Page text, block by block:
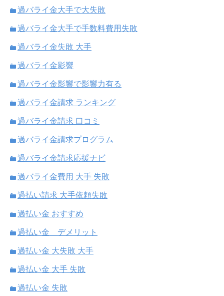
過バライ金大手で大失敗
過バライ金大手で手数料費用失敗
過バライ金失敗 大手
過バライ金影響
過バライ金影響で影響力有る
過バライ金請求 ランキング
過バライ金請求 口コミ
過バライ金請求プログラム
過バライ金請求応援ナビ
過バライ金費用 大手 失敗
過払い請求 大手依頼失敗
過払い金 おすすめ
過払い金 デメリット
過払い金 大失敗 大手
過払い金 大手 失敗
過払い金 失敗